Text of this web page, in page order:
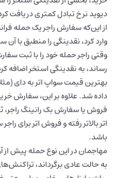
دیوید نرخ تبادل کمتری دریافت
از این‌که سفارش راجر یک حمله
وارد کرد، نقدینگی را منطبق با
رساند، به نقدینگی استخر اضافه
داده شد. علاوه بر این، سفارش
فروش یا سفارش بک رانینگ
اتر بالاتر رفته و فروش اتر برای
باشد.
به حالت عادی برگرداند،